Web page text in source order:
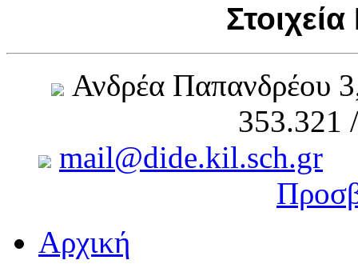
Ανδρέα Παπανδρέου
353.321
mail@dide.kil.sch.gr
Αρχική